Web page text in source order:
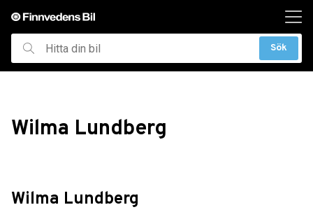
huvudinnehållet
Hitta
din
Sök
Wilma Lundberg
Wilma Lundberg